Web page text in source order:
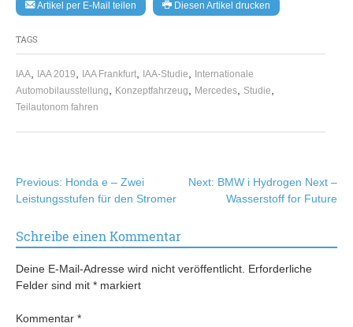
Artikel per E-Mail teilen Diesen Artikel drucken
TAGS
IAA, IAA 2019, IAA Frankfurt, IAA-Studie,
Internationale
Automobilausstellung, Konzeptfahrzeug, Mercedes, Studie,
Teilautonom fahren
Beitragsnavigation
Previous: Honda e – Zwei
Leistungsstufen für den Stromer
Next: BMW i Hydrogen Next –
Wasserstoff for Future
Schreibe einen Kommentar
Deine E-Mail-Adresse wird nicht veröffentlicht. Erforderliche
Felder sind mit * markiert
Kommentar *